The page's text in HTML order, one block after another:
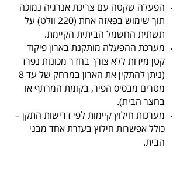
הפעלה שקטה עם צריכת אנרגיה נמוכה
תוך שימוש בפאזה אחת (220 וולט) על
תשתית החשמל הביתית הקיימת.
מערכת ההפעלה מותקנת בארון פיקוד
קטן מידות ללא צורך בחדר מכונות נפרד
(ניתן להתקין את הארון במרחק של עד 8
מטרים מבסיס הפיר, בקומת המרתף או
בחצר הבית).
מערכות חילוץ קיימות לפי דרישות התקן –
כולל אפשרות חילוץ בעזרת אחד מבני
הבית.